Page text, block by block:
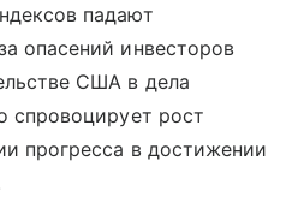
падают
опасений инвесторов
США в дела
спровоцирует рост
прогресса в достижении